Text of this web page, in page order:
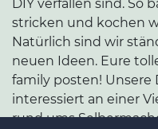
DIY verfallen sind. So
stricken und kochen
Natürlich sind wir
neuen Ideen. Eure
family posten! Unsere
interessiert an einer
rund ums